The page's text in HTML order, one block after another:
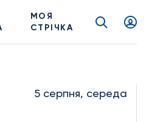
МОЯ
СТРІЧКА
5 серпня, середа